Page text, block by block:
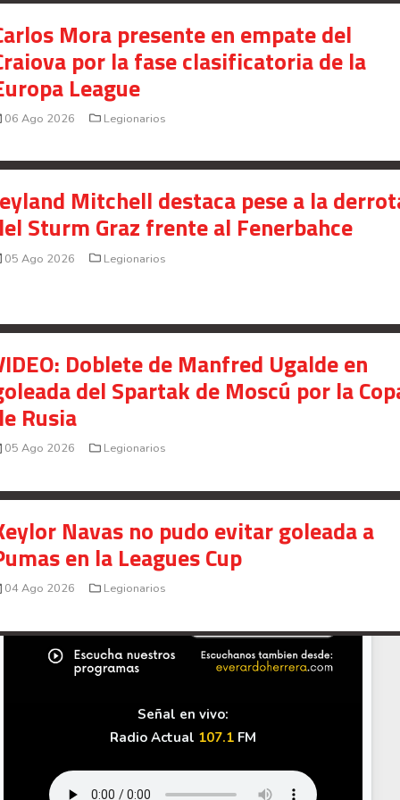
Your Add Here !!
Señal en vivo:
Radio Actual 107.1FM
Mora presente en empate del
por la fase clasificatoria de la
League
06 Ago 2026 Legionarios
Mitchell destaca pese a la
Sturm Graz frente al Fenerbahce
05 Ago 2026 Legionarios
Doblete de Manfred Ugalde en
del Spartak de Moscú por la
Rusia
05 Ago 2026 Legionarios
Navas no pudo evitar goleada a
en la Leagues Cup
04 Ago 2026 Legionarios